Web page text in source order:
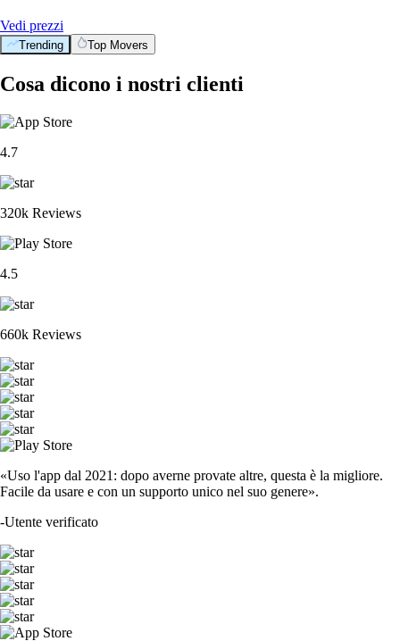
Vedi prezzi
Trending Top Movers
Cosa dicono i nostri clienti
4.7
320k Reviews
4.5
660k Reviews
«Uso l'app dal 2021: dopo averne provate altre, questa è la migliore.
Facile da usare e con un supporto unico nel suo genere».
-Utente verificato